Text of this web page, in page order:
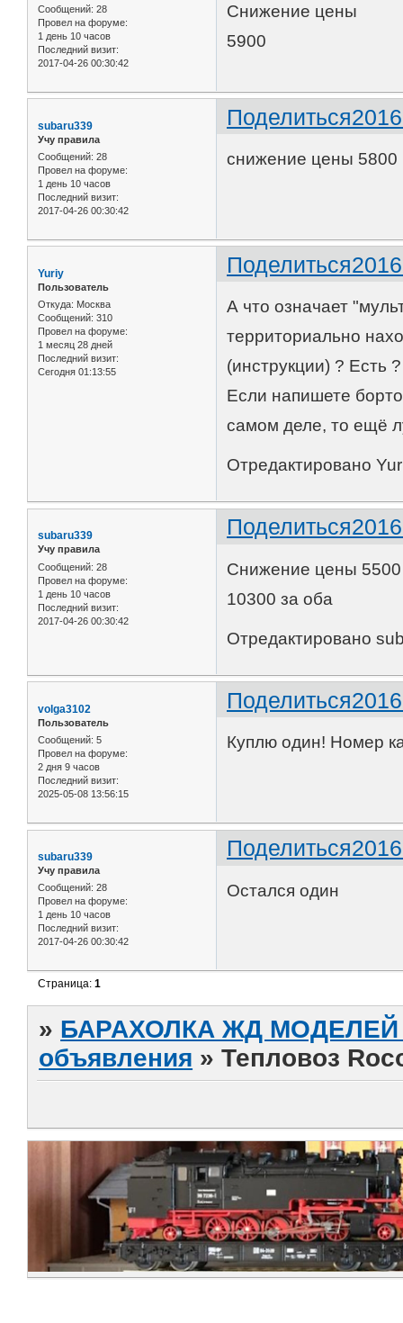
Сообщений: 28
Провел на форуме:
1 день 10 часов
Последний визит:
2017-04-26 00:30:42
Снижение цены
5900
Поделиться
subaru339
Учу правила
Сообщений: 28
Провел на форуме:
1 день 10 часов
Последний визит:
2017-04-26 00:30:42
снижение цены 5800
Поделиться
Yuriy
Пользователь
Откуда: Москва
Сообщений: 310
Провел на форуме:
1 месяц 28 дней
Последний визит:
Сегодня 01:13:55
А что означает
территориально
(инструкции) ? Есть ?
Если напишете
самом деле, то ещё
Отредактировано
Поделиться
subaru339
Учу правила
Сообщений: 28
Провел на форуме:
1 день 10 часов
Последний визит:
2017-04-26 00:30:42
Снижение цены 5500
10300 за оба
Отредактировано
Поделиться
volga3102
Пользователь
Сообщений: 5
Провел на форуме:
2 дня 9 часов
Последний визит:
2025-05-08 13:56:15
Куплю один! Номер
Поделиться
subaru339
Учу правила
Сообщений: 28
Провел на форуме:
1 день 10 часов
Последний визит:
2017-04-26 00:30:42
Остался один
Страница:1
» БАРАХОЛКА ЖД МОДЕЛЕЙ
объявления »Тепловоз